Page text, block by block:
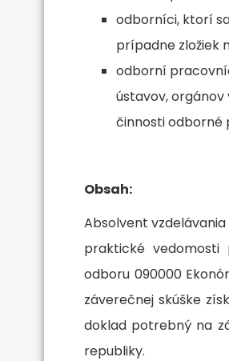
odborníci, ktorí
prípadne zložiek
odborní
ústavov,
činnosti odborné
Obsah:
Absolvent
praktické vedomosti
odboru 090000
záverečnej skúške
doklad potrebný na
republiky.